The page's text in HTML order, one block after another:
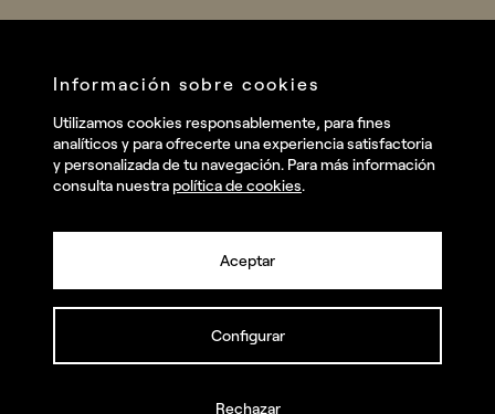
Talent
Contact
Instagram
Facebook
© summa.es Todos los derechos reservados.
Información sobre cookies
Utilizamos cookies responsablemente, para fines
analíticos y para ofrecerte una experiencia satisfactoria
y personalizada de tu navegación. Para más información
consulta nuestra política de cookies.
Aceptar
Configurar
Rechazar